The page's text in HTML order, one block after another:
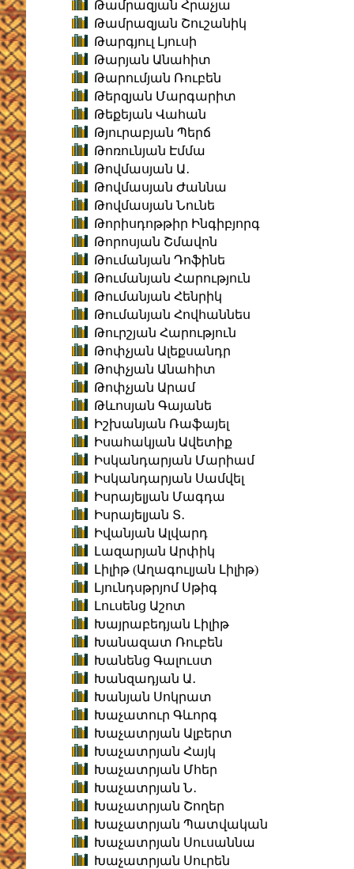
Թամրազյան Հրաչյա
Թամրազյան Շուշանիկ
Թարգյուլ Լյուսի
Թարյան Անահիտ
Թարումյան Ռուբեն
Թերզյան Մարգարիտ
Թեքեյան Վահան
Թյուրաբյան Պերճ
Թոռունյան Էմմա
Թովմասյան Ա․
Թովմասյան Ժաննա
Թովմասյան Նունե
Թորիսդոթթիր Ինգիբյորգ
Թորոսյան Շմավոն
Թումանյան Դոֆինե
Թումանյան Հարություն
Թումանյան Հենրիկ
Թումանյան Հովհաննես
Թուրշյան Հարություն
Թոփչյան Ալեքսանդր
Թոփչյան Անահիտ
Թոփչյան Արամ
Թևոսյան Գայանե
Իշխանյան Ռաֆայել
Իսահակյան Ավետիք
Իսկանդարյան Մարիամ
Իսկանդարյան Սամվել
Իսրայելյան Մագդա
Իսրայելյան Տ․
Իվանյան Ալվարդ
Լազարյան Արփիկ
Լիլիթ (Աղագուլյան Լիլիթ)
Լյունդսթրյոմ Սթիգ
Լուսենց Աշոտ
Խայրաբեդյան Լիլիթ
Խանազատ Ռուբեն
Խանենց Գալուստ
Խանզադյան Ա․
Խանյան Սոկրատ
Խաչատուր Գևորգ
Խաչատրյան Ալբերտ
Խաչատրյան Հայկ
Խաչատրյան Մհեր
Խաչատրյան Ն․
Խաչատրյան Շողեր
Խաչատրյան Պատվական
Խաչատրյան Սուսաննա
Խաչատրյան Սուրեն